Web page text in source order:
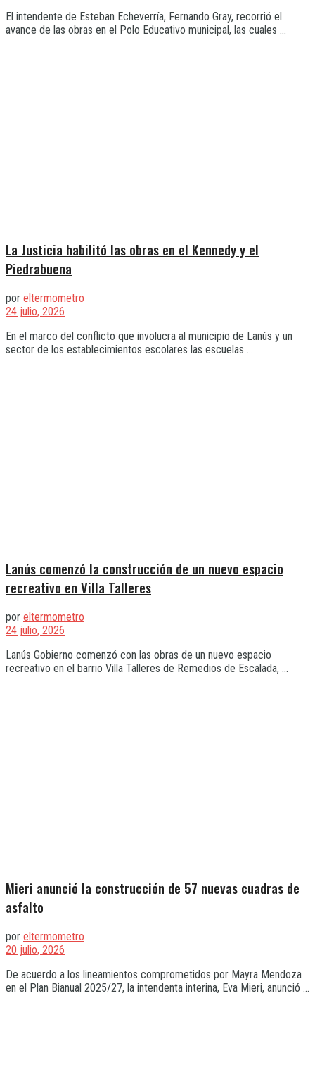
El intendente de Esteban Echeverría, Fernando Gray, recorrió el
avance de las obras en el Polo Educativo municipal, las cuales ...
La Justicia habilitó las obras en el Kennedy y el
Piedrabuena
por eltermometro
24 julio, 2026
En el marco del conflicto que involucra al municipio de Lanús y un
sector de los establecimientos escolares las escuelas ...
Lanús comenzó la construcción de un nuevo espacio
recreativo en Villa Talleres
por eltermometro
24 julio, 2026
Lanús Gobierno comenzó con las obras de un nuevo espacio
recreativo en el barrio Villa Talleres de Remedios de Escalada, ...
Mieri anunció la construcción de 57 nuevas cuadras de
asfalto
por eltermometro
20 julio, 2026
De acuerdo a los lineamientos comprometidos por Mayra Mendoza
en el Plan Bianual 2025/27, la intendenta interina, Eva Mieri, anunció ...